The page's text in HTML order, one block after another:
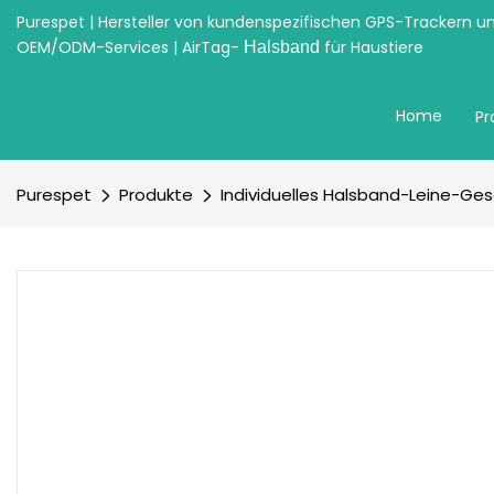
Purespet | Hersteller von kundenspezifischen GPS-Trackern
OEM/ODM-Services | AirTag- Halsband für Haustiere
Home
Purespet Produkte Individuelles Halsband-Leine-